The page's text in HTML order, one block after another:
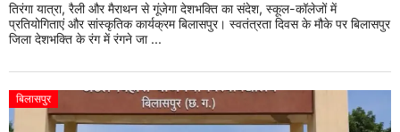
तिरंगा यात्रा, रैली और मैराथन से गूंजेगा देशभक्ति का संदेश, स्कूल-कॉलेजों में
प्रतियोगिताएं और सांस्कृतिक कार्यक्रम बिलासपुर। स्वतंत्रता दिवस के मौके पर बिलासपुर
जिला देशभक्ति के रंग में रंगने जा ...
बिलासपुर